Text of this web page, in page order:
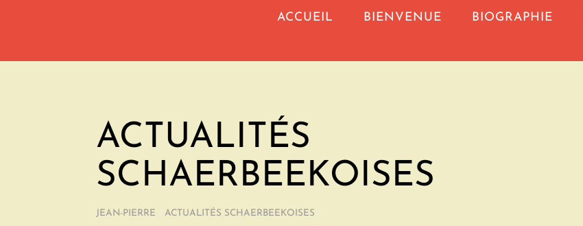
ACCUEIL BIENVENUE BIOGRAPHIE
ACTUALITÉS
SCHAERBEEKOISES
JEAN-PIERRE / ACTUALITÉS SCHAERBEEKOISES /